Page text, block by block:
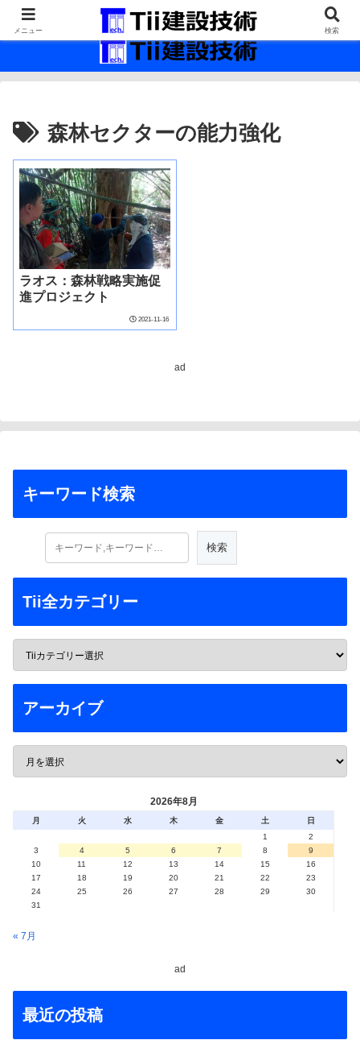
最新の建設技術の情報インフラ。
森林セクターの能力強化
ラオス：森林戦略実施促
進プロジェクト
2021-11-16
ad
キーワード検索
Tii全カテゴリー
アーカイブ
2026年8月
月 火 水 木 金 土
日
1
2
3
4 5 6 7 8
9
10
11 12 13 14 15
16
17
18 19 20 21 22
23
24
25 26 27 28 29
30
31
« 7月
ad
最近の投稿
メニュー 検索